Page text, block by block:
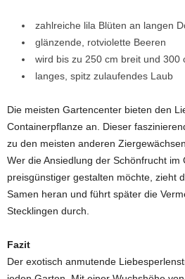
zahlreiche lila Blüten an langen
glänzende, rotviolette Beeren
wird bis zu 250 cm breit und 300
langes, spitz zulaufendes Laub
Die meisten Gartencenter bieten den
Containerpflanze an. Dieser
zu den meisten anderen
Wer die Ansiedlung der Schönfrucht im
preisgünstiger gestalten möchte, zieht
Samen heran und führt später die
Stecklingen durch.
Fazit
Der exotisch anmutende